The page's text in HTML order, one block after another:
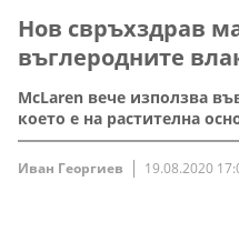
Нов свръхздрав
въглеродните
McLaren вече използва
което е на растителна
Иван Георгиев 19.08.2020